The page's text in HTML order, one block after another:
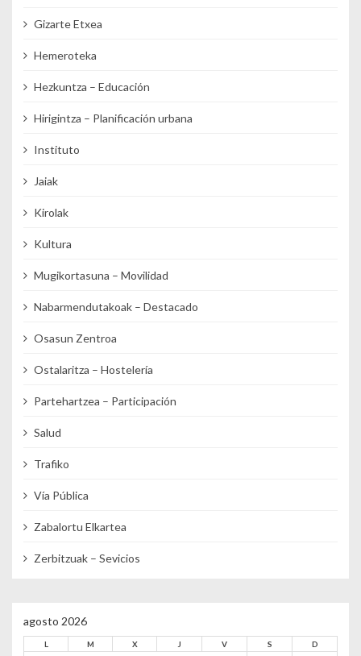
Gizarte Etxea
Hemeroteka
Hezkuntza – Educación
Hirigintza – Planificación urbana
Instituto
Jaiak
Kirolak
Kultura
Mugikortasuna – Movilidad
Nabarmendutakoak – Destacado
Osasun Zentroa
Ostalaritza – Hostelería
Partehartzea – Participación
Salud
Trafiko
Vía Pública
Zabalortu Elkartea
Zerbitzuak – Sevicios
agosto 2026
L M X J V S
D